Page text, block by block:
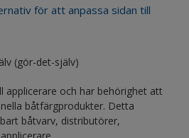
för att anpassa sidan till
(gör-det-själv)
applicerare och har behörighet att
båtfärgprodukter. Detta
båtvarv, distributörer,
självförtroende
av vår kontinuerliga
och vetenskapliga expertis